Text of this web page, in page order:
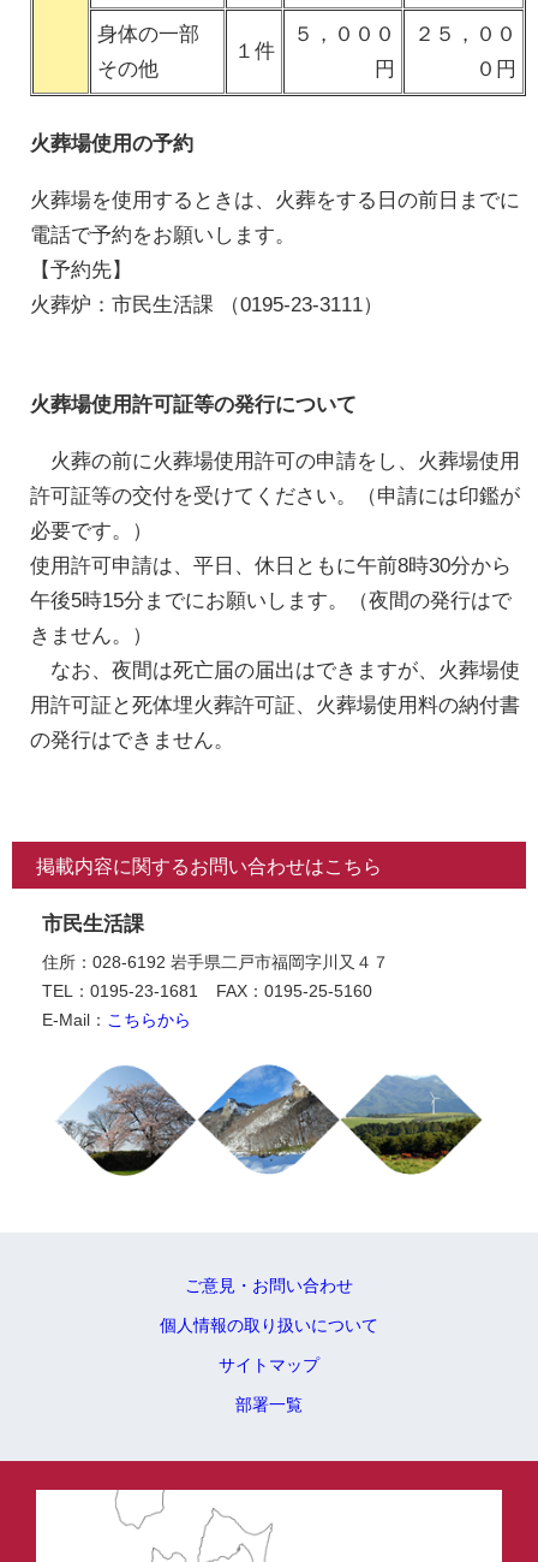
身体の一部
その他
１件
５，０００
円
２５，００
０円
火葬場使用の予約
火葬場を使用するときは、火葬をする日の前日までに
電話で予約をお願いします。
【予約先】
火葬炉：市民生活課 （0195-23-3111）
火葬場使用許可証等の発行について
火葬の前に火葬場使用許可の申請をし、火葬場使用
許可証等の交付を受けてください。（申請には印鑑が
必要です。）
使用許可申請は、平日、休日ともに午前8時30分から
午後5時15分までにお願いします。（夜間の発行はで
きません。）
なお、夜間は死亡届の届出はできますが、火葬場使
用許可証と死体埋火葬許可証、火葬場使用料の納付書
の発行はできません。
掲載内容に関するお問い合わせはこちら
市民生活課
住所：028-6192 岩手県二戸市福岡字川又４７
TEL：0195-23-1681
FAX：0195-25-5160
E-Mail： こちらから
ご意見・お問い合わせ
個人情報の取り扱いについて
サイトマップ
部署一覧